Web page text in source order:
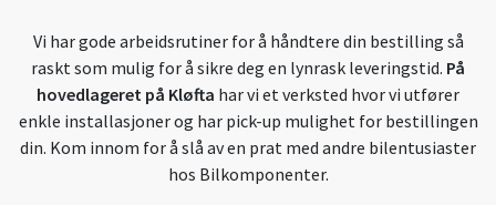
Vi har gode arbeidsrutiner for å håndtere din bestilling så
raskt som mulig for å sikre deg en lynrask leveringstid. På
hovedlageret på Kløfta har vi et verksted hvor vi utfører
enkle installasjoner og har pick-up mulighet for bestillingen
din. Kom innom for å slå av en prat med andre bilentusiaster
hos Bilkomponenter.